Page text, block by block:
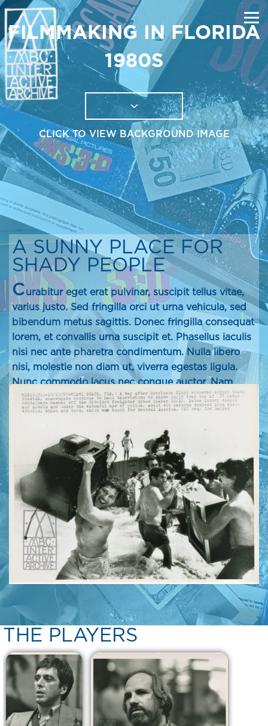
FILMMAKING IN FLORIDA
1980S
CLICK TO VIEW BACKGROUND IMAGE
A SUNNY PLACE FOR
SHADY PEOPLE
Curabitur eget erat pulvinar, suscipit tellus vitae,
varius justo. Sed fringilla orci ut urna vehicula, sed
bibendum metus sagittis. Donec fringilla consequat
lorem, et convallis urna suscipit et. Phasellus iaculis
nisi nec ante pharetra condimentum. Nulla libero
nisi, molestie non diam ut, viverra egestas ligula.
Nunc commodo lacus nec congue auctor. Nam
imperdiet tortor nulla, et molestie purus sagittis ac.
In ut dolor hendrerit neque pharetra feugiat.
THE PLAYERS